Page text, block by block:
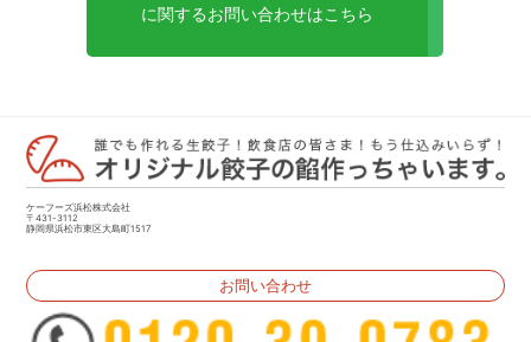
に関するお問い合わせはこちら
ケーフーズ浜松株式会社
〒431-3112
静岡県浜松市東区大島町1517
お問い合わせ